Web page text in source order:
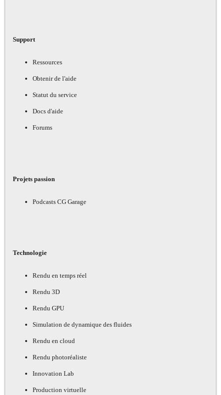
Support
Ressources
Obtenir de l'aide
Statut du service
Docs d'aide
Forums
Projets passion
Podcasts CG Garage
Technologie
Rendu en temps réel
Rendu 3D
Rendu GPU
Simulation de dynamique des fluides
Rendu en cloud
Rendu photoréaliste
Innovation Lab
Production virtuelle